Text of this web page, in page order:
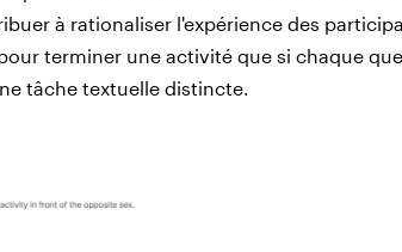
à rationaliser l'expérience des
terminer une activité que si chaque
tâche textuelle distincte.